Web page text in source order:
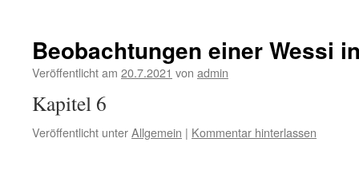
Beobachtungen einer Wessi
Veröffentlicht am 20.7.2021 von admin
Kapitel 6
Veröffentlicht unterAllgemein | Kommentar hinterlassen